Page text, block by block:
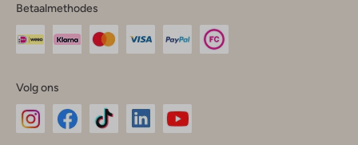
Betaalmethodes
Volg ons